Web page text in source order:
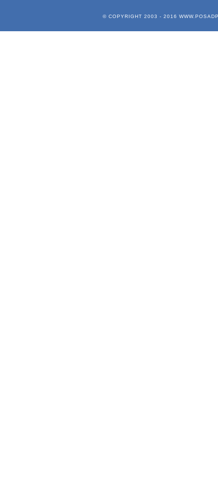
© COPYRIGHT 2003 - 2016